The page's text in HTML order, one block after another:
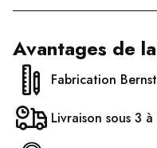
Avantages de
Fabrication
Livraison sous 3